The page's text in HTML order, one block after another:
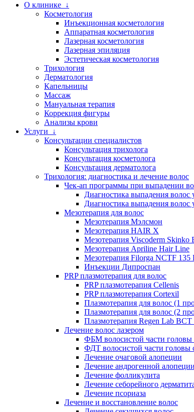
О клинике ↓
Косметология
Инъекционная косметология
Аппаратная косметология
Лазерная косметология
Лазерная эпиляция
Эстетическая косметология
Трихология
Дерматология
Капельницы
Массаж
Мануальная терапия
Коррекция фигуры
Анализы крови
Услуги ↓
Консультации специалистов
Консультация трихолога
Консультация косметолога
Консультация дерматолога
Трихология: диагностика и лечение волос
Чек-ап программы при выпадении
Диагностика выпадения
Диагностика выпадения
Мезотерапия для волос
Мезотерапия Мэлсмон
Мезотерапия HAIR X
Мезотерапия Viscoderm Skinko
Мезотерапия Apriline Hair Line
Мезотерапия Filorga NCTF 135
Инъекции Дипроспан
PRP плазмотерапия для волос
PRP плазмотерапия Cellenis
PRP плазмотерапия Cortexil
Плазмотерапия для волос (1
Плазмотерапия для волос (2
Плазмотерапия Regen Lab
Лечение волос лазером
ФБМ волосистой части головы
ФДТ волосистой части головы
Лечение очаговой алопеции
Лечение андрогенной алопеции
Лечение фолликулита
Лечение себорейного
Лечение псориаза
Лечение и восстановление волос